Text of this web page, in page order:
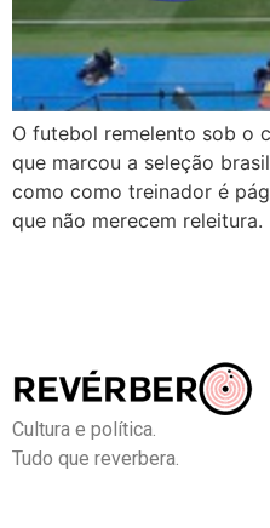
O futebol remelento sob o
que marcou a seleção
como como treinador é
que não merecem releitura.
Cultura e política.
Tudo que reverbera.